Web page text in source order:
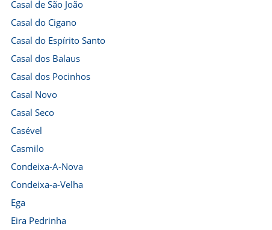
Casal de São João
Casal do Cigano
Casal do Espírito Santo
Casal dos Balaus
Casal dos Pocinhos
Casal Novo
Casal Seco
Casével
Casmilo
Condeixa-A-Nova
Condeixa-a-Velha
Ega
Eira Pedrinha